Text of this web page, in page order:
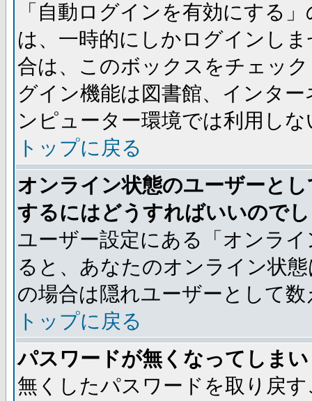
「自動ログインを有効にする
は、一時的にしかログインし
合は、このボックスをチェッ
グイン機能は図書館、インタ
ンピューター環境では利用し
トップに戻る
オンライン状態のユーザーと
するにはどうすればいいので
ユーザー設定にある「オンラ
ると、あなたのオンライン状
の場合は隠れユーザーとして
トップに戻る
パスワードが無くなってしま
無くしたパスワードを取り戻